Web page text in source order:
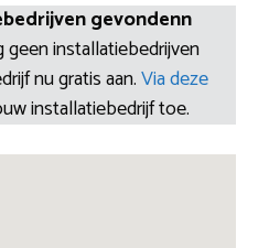
gevondenn
geen installatiebedrijven
nu gratis aan.Via deze
installatiebedrijf toe.